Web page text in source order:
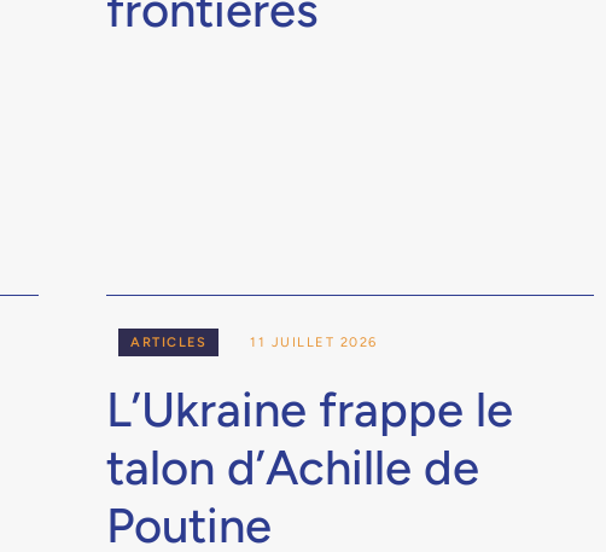
L’Ukraine frappe le
talon d’Achille de
Poutine
11 JUILLET 2026
ARTICLES